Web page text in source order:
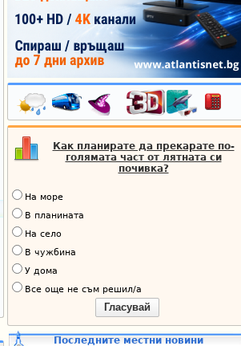
Как планирате да прекарате по-
голямата част от лятната си
почивка?
На море
В планината
На село
В чужбина
У дома
Все още не съм решил/а
Гласувай
Последните местни новини